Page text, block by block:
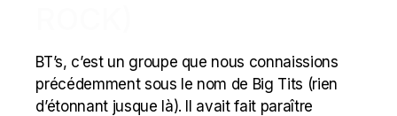
BT’s, c’est un groupe que nous connaissions
précédemment sous le nom de Big Tits (rien
d’étonnant jusque là). Il avait fait paraître